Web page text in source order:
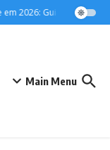
2026: Guia Definitivo
Main Menu